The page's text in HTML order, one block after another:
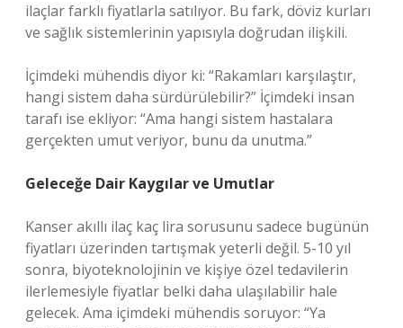
ilaçlar farklı fiyatlarla satılıyor. Bu fark, döviz kurları
ve sağlık sistemlerinin yapısıyla doğrudan ilişkili.
İçimdeki mühendis diyor ki: “Rakamları karşılaştır,
hangi sistem daha sürdürülebilir?” İçimdeki insan
tarafı ise ekliyor: “Ama hangi sistem hastalara
gerçekten umut veriyor, bunu da unutma.”
Geleceğe Dair Kaygılar ve Umutlar
Kanser akıllı ilaç kaç lira sorusunu sadece bugünün
fiyatları üzerinden tartışmak yeterli değil. 5-10 yıl
sonra, biyoteknolojinin ve kişiye özel tedavilerin
ilerlemesiyle fiyatlar belki daha ulaşılabilir hale
gelecek. Ama içimdeki mühendis soruyor: “Ya